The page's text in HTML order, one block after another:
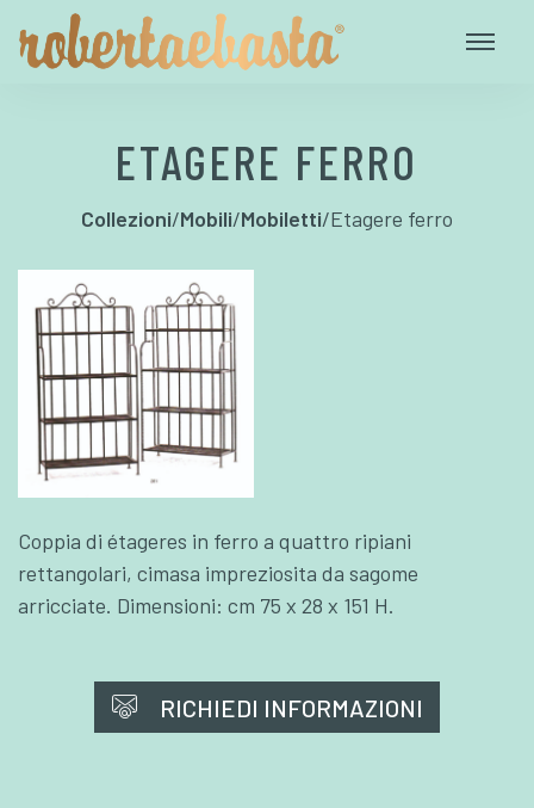
ETAGERE FERRO
Collezioni/Mobili/Mobiletti/Etagere ferro
Coppia di étageres in ferro a quattro ripiani
rettangolari, cimasa impreziosita da sagome
arricciate. Dimensioni: cm 75 x 28 x 151 H.
RICHIEDI INFORMAZIONI